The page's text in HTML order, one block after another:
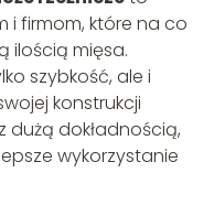
i firmom, które na co
ilością mięsa.
szybkość, ale i
konstrukcji
dokładnością,
wykorzystanie